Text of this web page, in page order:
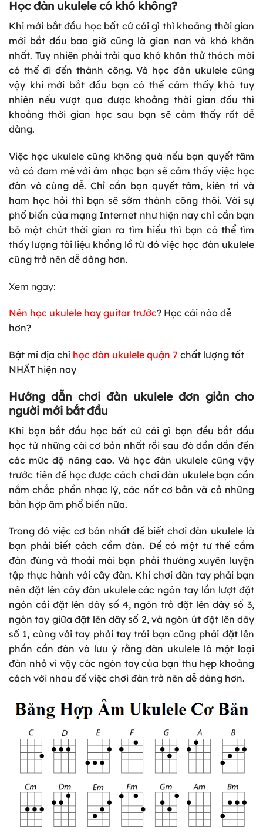
Học đàn ukulele có khó không?
Khi mới bắt đầu học bất cứ cái gì thì khoảng thời gian
mới bắt đầu bao giờ cũng là gian nan và khó khăn
nhất. Tuy nhiên phải trải qua khó khăn thử thách mới
có thể đi đến thành công. Và học đàn ukulele cũng
vậy khi mới bắt đầu bạn có thể cảm thấy khó tuy
nhiên nếu vượt qua được khoảng thời gian đầu thì
khoảng thời gian học sau bạn sẽ cảm thấy rất dễ
dàng.
Việc học ukulele cũng không quá nếu bạn quyết tâm
và có đam mê với âm nhạc bạn sẽ cảm thấy việc học
đàn vô cùng dễ. Chỉ cần bạn quyết tâm, kiên trì và
ham học hỏi thì bạn sẽ sớm thành công thôi. Với sự
phổ biến của mạng Internet như hiện nay chỉ cần bạn
bỏ một chút thời gian ra tìm hiểu thì bạn có thể tìm
thấy lượng tài liệu khổng lồ từ đó việc học đàn ukulele
cũng trở nên dễ dàng hơn.
Xem ngay:
Nên học ukulele hay guitar trước? Học cái nào dễ
hơn?
Bật mí địa chỉ học đàn ukulele quận 7 chất lượng tốt
NHẤT hiện nay
Hướng dẫn chơi đàn ukulele đơn giản cho
người mới bắt đầu
Khi bạn bắt đầu học bất cứ cái gì bạn đều bắt đầu
học từ những cái cơ bản nhất rồi sau đó dần dần đến
các mức độ nâng cao. Và học đàn ukulele cũng vậy
trước tiên để học được cách chơi đàn ukulele bạn cần
nắm chắc phần nhạc lý, các nốt cơ bản và cả những
bản hợp âm phổ biến nữa.
Trong đó việc cơ bản nhất để biết chơi đàn ukulele là
bạn phải biết cách cầm đàn. Để có một tư thế cầm
đàn đúng và thoải mái bạn phải thường xuyên luyện
tập thực hành với cây đàn. Khi chơi đàn tay phải bạn
nên đặt lên cây đàn ukulele các ngón tay lần lượt đặt
ngón cái đặt lên dây số 4, ngón trỏ đặt lên dây số 3,
ngón tay giữa đặt lên dây số 2, và ngón út đặt lên dây
số 1, cùng với tay phải tay trái bạn cũng phải đặt lên
phần cần đàn và lưu ý rằng đàn ukulele là một loại
đàn nhỏ vì vậy các ngón tay của bạn thu hẹp khoảng
cách với nhau để việc chơi đàn trở nên dễ dàng hơn.